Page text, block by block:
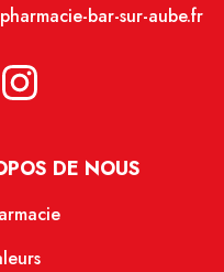
bar-sur-aube.fr
DE NOUS